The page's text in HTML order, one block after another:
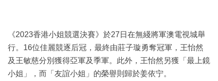
區
《2023香港小姐競選決賽》於27日在無綫將軍澳電視城舉
行。16位佳麗競逐后冠，最終由莊子璇勇奪冠軍，王怡然
及王敏慈分別獲得亞軍及季軍。此外，王怡然另獲「最上鏡
小姐」，而「友誼小姐」的榮譽則歸於姜依宁。